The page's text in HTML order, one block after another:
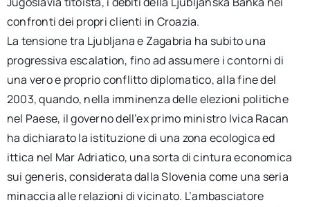
confronti dei propri clienti in Croazia.
La tensione tra Ljubljana e Zagabria ha subito una
progressiva escalation, fino ad assumere i contorni di
una vero e proprio conflitto diplomatico, alla fine del
2003, quando, nella imminenza delle elezioni politiche
nel Paese, il governo dell’ex primo ministro Ivica Racan
ha dichiarato la istituzione di una zona ecologica ed
ittica nel Mar Adriatico, una sorta di cintura economica
sui generis, considerata dalla Slovenia come una seria
minaccia alle relazioni di vicinato. L’ambasciatore